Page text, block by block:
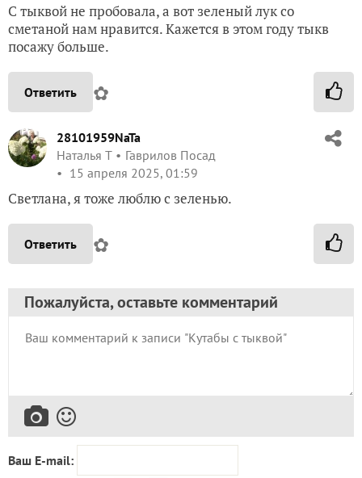
С тыквой не пробовала, а вот зеленый лук со
сметаной нам нравится. Кажется в этом году тыкв
посажу больше.
Ответить ✿
28101959NaTa
Наталья Т
Гаврилов Посад
15 апреля 2025, 01:59
Светлана, я тоже люблю с зеленью.
Ответить ✿
Пожалуйста, оставьте комментарий
Ваш E-mail: